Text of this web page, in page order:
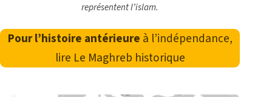
représentent l’islam.
Pour l’histoire antérieure à l’indépendance,
lire Le Maghreb historique